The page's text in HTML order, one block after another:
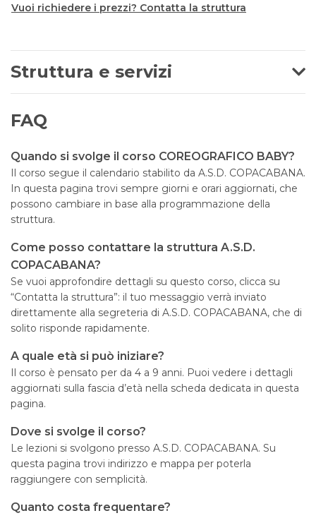
Vuoi richiedere i prezzi? Contatta la struttura
Struttura e servizi
FAQ
Quando si svolge il corso COREOGRAFICO BABY?
Il corso segue il calendario stabilito da A.S.D. COPACABANA.
In questa pagina trovi sempre giorni e orari aggiornati, che
possono cambiare in base alla programmazione della
struttura.
Come posso contattare la struttura A.S.D.
COPACABANA?
Se vuoi approfondire dettagli su questo corso, clicca su
“Contatta la struttura”: il tuo messaggio verrà inviato
direttamente alla segreteria di A.S.D. COPACABANA, che di
solito risponde rapidamente.
A quale età si può iniziare?
Il corso è pensato per da 4 a 9 anni. Puoi vedere i dettagli
aggiornati sulla fascia d’età nella scheda dedicata in questa
pagina.
Dove si svolge il corso?
Le lezioni si svolgono presso A.S.D. COPACABANA. Su
questa pagina trovi indirizzo e mappa per poterla
raggiungere con semplicità.
Quanto costa frequentare?